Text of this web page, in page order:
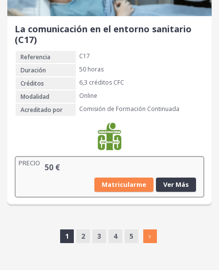
La comunicación en el entorno sanitario
(C17)
Referencia
C17
Duración
50 horas
Créditos
6,3 créditos CFC
Modalidad
Online
Acreditado por
Comisión de Formación Continuada
PRECIO 50 €
Matricularme Ver Más
1 2 3 4 5